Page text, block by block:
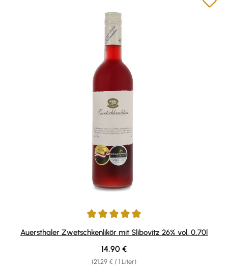
Durchschnittliche Bewertung von 4.93 von 5 Sternen
Auersthaler Zwetschkenlikör mit Slibovitz 26% vol. 0,70l
(21,29 € / 1 Liter)
Regulärer Preis:
14,90 €